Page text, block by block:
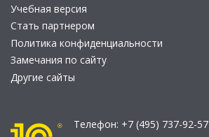
Учебная версия
Стать партнером
Политика конфиденциальности
Замечания по сайту
Другие сайты
Телефон: +7 (495) 737-92-57